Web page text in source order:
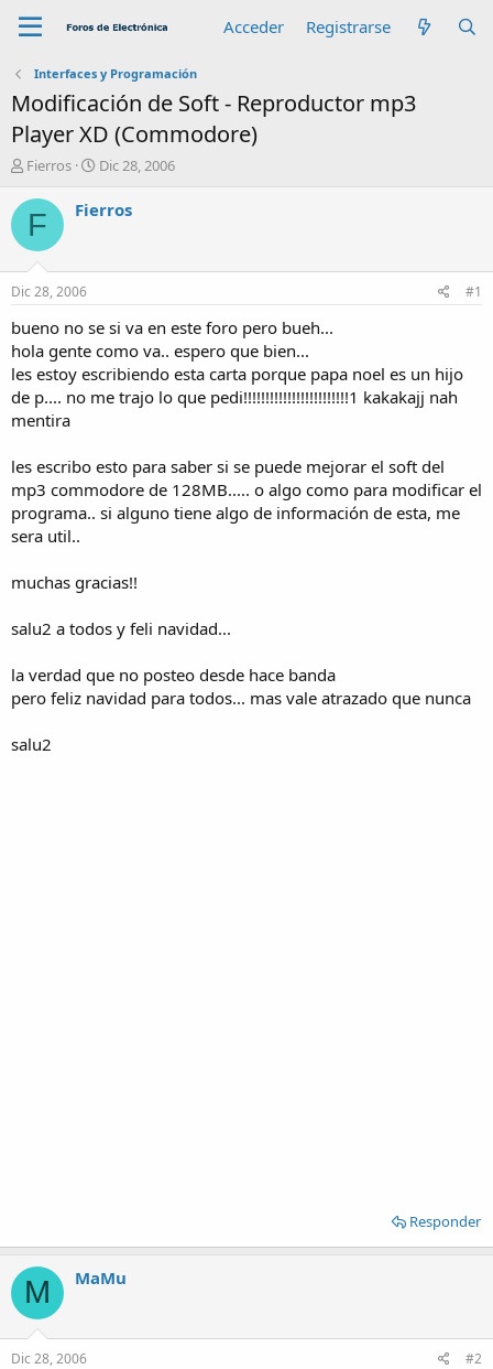
Acceder Registrarse
Interfaces y Programación
Modificación de Soft - Reproductor mp3
Player XD (Commodore)
A
t
o
r
Fierros
F
c
n
c
i
o
Dic 28, 2006
F Fierros
Dic 28, 2006 #1
bueno no se si va en este foro pero bueh...
hola gente como va.. espero que bien...
les estoy escribiendo esta carta porque papa noel es un hijo
de p.... no me trajo lo que pedi!!!!!!!!!!!!!!!!!!!!!!!!1 kakakajj nah
mentira
les escribo esto para saber si se puede mejorar el soft del
mp3 commodore de 128MB..... o algo como para modificar el
programa.. si alguno tiene algo de información de esta, me
sera util..
muchas gracias!!
salu2 a todos y feli navidad...
la verdad que no posteo desde hace banda
pero feliz navidad para todos... mas vale atrazado que nunca
salu2
Responder
M MaMu
Dic 28, 2006 #2